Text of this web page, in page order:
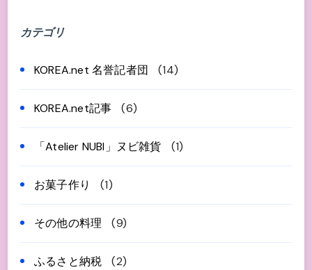
カテゴリ
KOREA.net 名誉記者団 (14)
KOREA.net記事 (6)
「Atelier NUBI」ヌビ雑貨 (1)
お菓子作り (1)
その他の料理 (9)
ふるさと納税 (2)